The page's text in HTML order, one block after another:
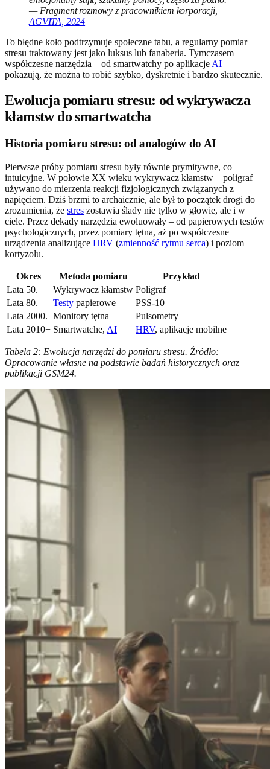
— Fragment rozmowy z pracownikiem korporacji,
AGVITA, 2024
To błędne koło podtrzymuje społeczne tabu, a regularny pomiar
stresu traktowany jest jako luksus lub fanaberia. Tymczasem
współczesne narzędzia – od smartwatchy po aplikacje AI –
pokazują, że można to robić szybko, dyskretnie i bardzo skutecznie.
Ewolucja pomiaru stresu: od wykrywacza
kłamstw do smartwatcha
Historia pomiaru stresu: od analogów do AI
Pierwsze próby pomiaru stresu były równie prymitywne, co
intuicyjne. W połowie XX wieku wykrywacz kłamstw – poligraf –
używano do mierzenia reakcji fizjologicznych związanych z
napięciem. Dziś brzmi to archaicznie, ale był to początek drogi do
zrozumienia, że stres zostawia ślady nie tylko w głowie, ale i w
ciele. Przez dekady narzędzia ewoluowały – od papierowych testów
psychologicznych, przez pomiary tętna, aż po współczesne
urządzenia analizujące HRV (zmienność rytmu serca) i poziom
kortyzolu.
Okres Metoda pomiaru
Przykład
Lata 50.
Wykrywacz kłamstw Poligraf
Lata 80.
Testy papierowe
PSS-10
Lata 2000. Monitory tętna
Pulsometry
Lata 2010+ Smartwatche, AI HRV, aplikacje mobilne
Tabela 2: Ewolucja narzędzi do pomiaru stresu. Źródło:
Opracowanie własne na podstawie badań historycznych oraz
publikacji GSM24.